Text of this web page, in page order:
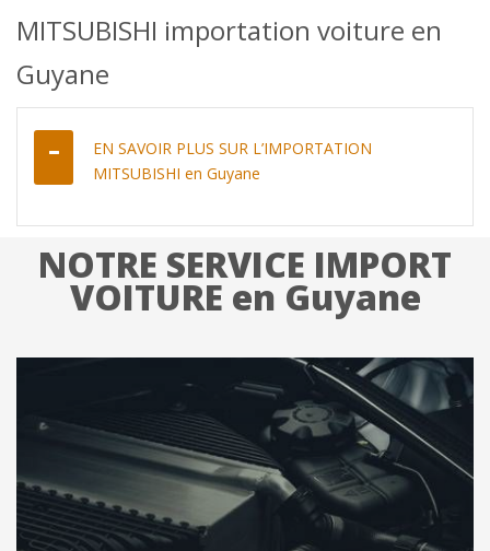
MITSUBISHI importation voiture en
Guyane
EN SAVOIR PLUS SUR L’IMPORTATION
MITSUBISHI en Guyane
NOTRE SERVICE IMPORT
VOITURE en Guyane